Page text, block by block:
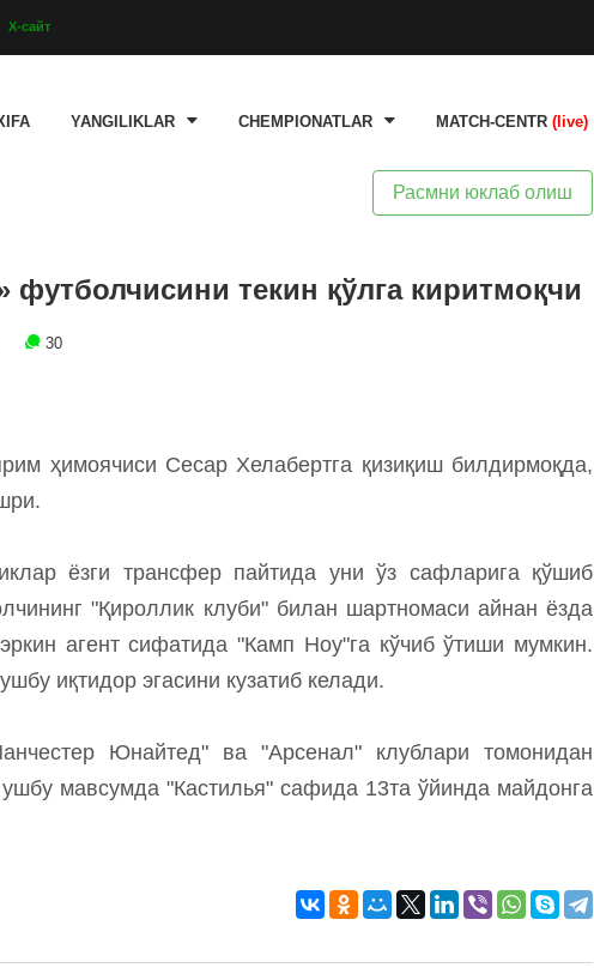
Х-сайт
YANGILIKLAR CHEMPIONATLAR MATCH-CENTR (live)
Расмни юклаб олиш
футболчисини текин қўлга киритмоқчи
30
ҳимоячиси Сесар Хелабертга қизиқиш билдирмоқда,
ёзги трансфер пайтида уни ўз сафларига қўшиб
"Қироллик клуби" билан шартномаси айнан ёзда
агент сифатида "Камп Ноу"га кўчиб ўтиши мумкин.
иқтидор эгасини кузатиб келади.
Юнайтед" ва "Арсенал" клублари томонидан
мавсумда "Кастилья" сафида 13та ўйинда майдонга